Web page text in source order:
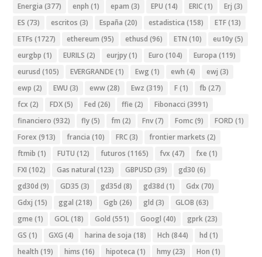
Energia (377) enph (1) epam (3) EPU (14) ERIC(1) Erj (3)
ES (73) escritos (3) España (20) estadistica (158) ETF(13)
ETFs (1727) ethereum (95) ethusd (96) ETN (10) eu10y(5)
eurgbp (1) EURILS (2) eurjpy(1) Euro (104) Europa (119)
eurusd (105) EVERGRANDE(1) Ewg (1) ewh (4) ewj (3)
ewp (2) EWU (3) eww(28) Ewz (319) F(1) fb (27)
fcx (2) FDX(5) Fed (26) ffie (2) Fibonacci (3991)
financiero (932) fly(5) fm (2) Fnv(7) Fomc(9) FORD (1)
Forex (913) francia (10) FRC(3) frontier markets (2)
ftmib (1) FUTU (12) futuros (1165) fvx (47) fxe (1)
FXI (102) Gas natural (123) GBPUSD (39) gd30 (6)
gd30d (9) GD35 (3) gd35d (8) gd38d (1) Gdx (70)
Gdxj (15) ggal (218) Ggb (26) gld (3) GLOB (63)
gme (1) GOL(18) Gold (551) Googl (40) gprk(23)
GS (1) GXG (4) harina de soja (18) Hch (844) hd (1)
health (19) hims (16) hipoteca (1) hmy(23) Hon (1)